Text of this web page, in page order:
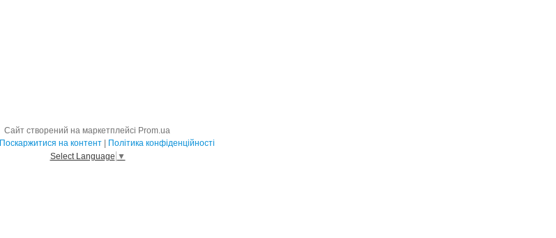
Сайт створений на маркетплейсі Prom.ua
Поскаржитися на контент
Політика конфіденційності
Select Language ▼